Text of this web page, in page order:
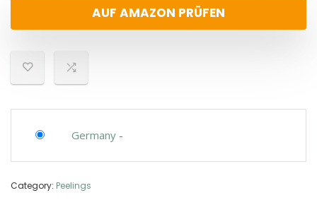
AUF AMAZON PRÜFEN
Germany -
Category: Peelings